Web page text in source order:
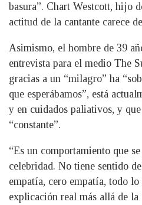
basura”. Chart Westcott, hijo
actitud de la cantante carece
Asimismo, el hombre de 39
entrevista para el medio The
gracias a un “milagro” ha
que esperábamos”, está
y en cuidados paliativos, y
“constante”.
“Es un comportamiento que
celebridad. No tiene sentido
empatía, cero empatía, todo
explicación real más allá de